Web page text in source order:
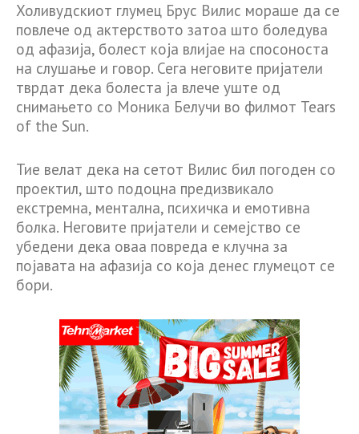
Холивудскиот глумец Брус Вилис мораше да се
повлече од актерството затоа што боледува
од афазија, болест која влијае на спосоноста
на слушање и говор. Сега неговите пријатели
тврдат дека болеста ја влече уште од
снимањето со Моника Белучи во филмот Tears
of the Sun.
Тие велат дека на сетот Вилис бил погоден со
проектил, што подоцна предизвикало
екстремна, ментална, психичка и емотивна
болка. Неговите пријатели и семејство се
убедени дека оваа повреда е клучна за
појавата на афазија со која денес глумецот се
бори.